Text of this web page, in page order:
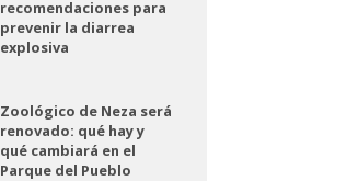
recomendaciones para
prevenir la diarrea
explosiva
Zoológico de Neza será
renovado: qué hay y
qué cambiará en el
Parque del Pueblo